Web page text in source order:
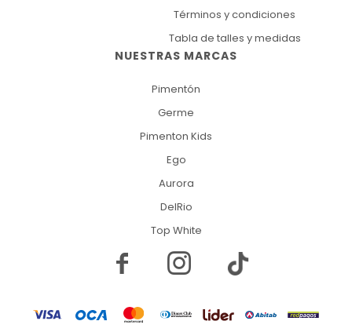
NUESTRAS MARCAS
Pimentón
Germe
Pimenton Kids
Ego
Aurora
DelRio
Top White
Términos y condiciones
Tabla de talles y medidas
 